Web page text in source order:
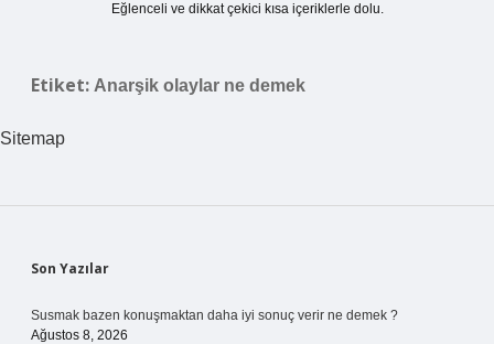
Eğlenceli ve dikkat çekici kısa içeriklerle dolu.
Etiket: Anarşik olaylar ne demek
Sitemap
Sidebar
Son Yazılar
Susmak bazen konuşmaktan daha iyi sonuç verir ne demek ?
Ağustos 8, 2026